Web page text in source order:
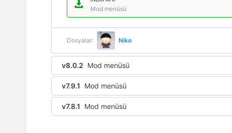
Mod menüsü
Dosyalar: Niko
v8.0.2 Mod menüsü
v7.9.1 Mod menüsü
v7.8.1 Mod menüsü